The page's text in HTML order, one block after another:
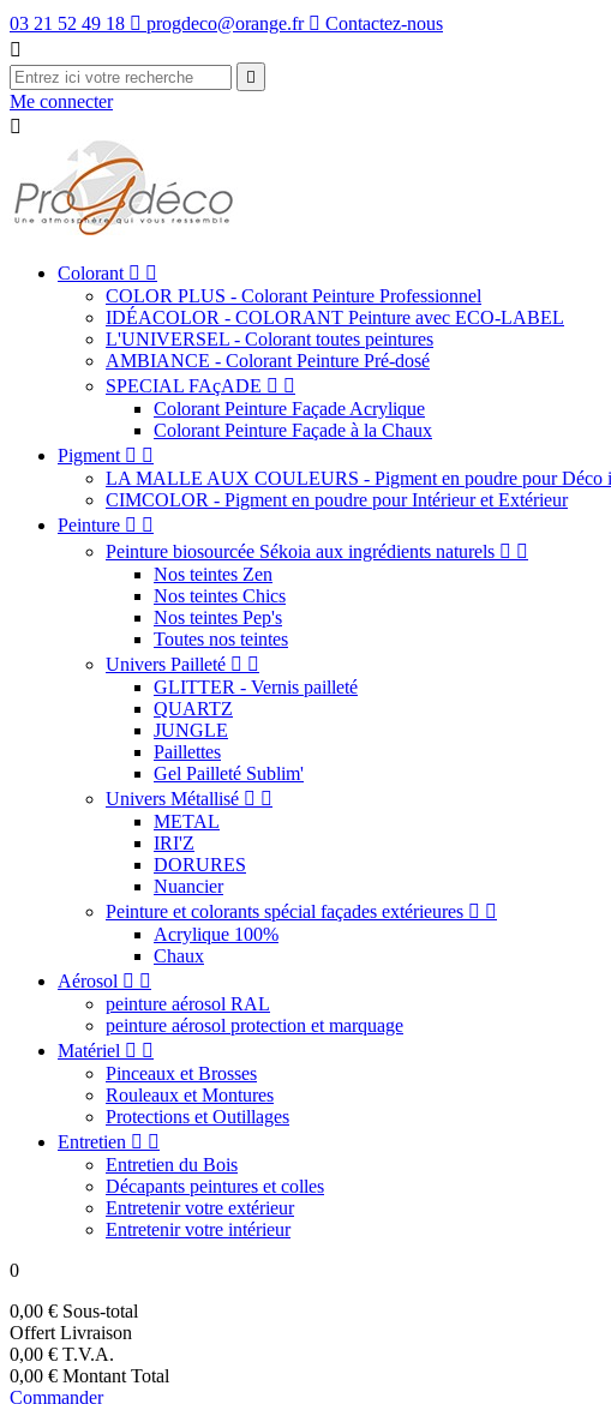
03 21 52 49 18  progdeco@orange.fr  Contactez-nous


Me connecter

Colorant  
COLOR PLUS - Colorant Peinture Professionnel
IDÉACOLOR - COLORANT Peinture avec ECO-LABEL
L'UNIVERSEL - Colorant toutes peintures
AMBIANCE - Colorant Peinture Pré-dosé
SPECIAL FAçADE  
Colorant Peinture Façade Acrylique
Colorant Peinture Façade à la Chaux
Pigment  
LA MALLE AUX COULEURS - Pigment en poudre pour Déco
CIMCOLOR - Pigment en poudre pour Intérieur et Extérieur
Peinture  
Peinture biosourcée Sékoia aux ingrédients naturels  
Nos teintes Zen
Nos teintes Chics
Nos teintes Pep's
Toutes nos teintes
Univers Pailleté  
GLITTER - Vernis pailleté
QUARTZ
JUNGLE
Paillettes
Gel Pailleté Sublim'
Univers Métallisé  
METAL
IRI'Z
DORURES
Nuancier
Peinture et colorants spécial façades extérieures  
Acrylique 100%
Chaux
Aérosol  
peinture aérosol RAL
peinture aérosol protection et marquage
Matériel  
Pinceaux et Brosses
Rouleaux et Montures
Protections et Outillages
Entretien  
Entretien du Bois
Décapants peintures et colles
Entretenir votre extérieur
Entretenir votre intérieur
0
0,00 € Sous-total
Offert Livraison
0,00 € T.V.A.
0,00 € Montant Total
Commander